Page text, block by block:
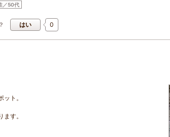
／50代
0
はい
ト。
す。